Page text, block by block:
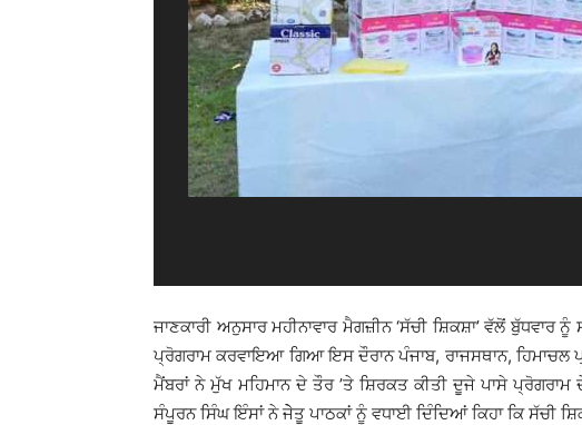
ਜਾਣਕਾਰੀ ਅਨੁਸਾਰ ਮਹੀਨਾਵਾਰ ਮੈਗਜ਼ੀਨ ‘ਸੱਚੀ ਸ਼ਿਕਸ਼ਾ’ ਵੱਲੋਂ
ਪ੍ਰੋਗਰਾਮ ਕਰਵਾਇਆ ਗਿਆ ਇਸ ਦੌਰਾਨ ਪੰਜਾਬ, ਰਾਜਸਥਾਨ,
ਮੈਂਬਰਾਂ ਨੇ ਮੁੱਖ ਮਹਿਮਾਨ ਦੇ ਤੌਰ ’ਤੇ ਸ਼ਿਰਕਤ ਕੀਤੀ ਦੂਜੇ ਪਾਸੇ
ਸੰਪੂਰਨ ਸਿੰਘ ਇੰਸਾਂ ਨੇ ਜੇੇਤੂ ਪਾਠਕਾਂ ਨੂੰ ਵਧਾਈ ਦਿੰਦਿਆਂ ਕਿਹਾ ਕਿ ਸੱਚੀ